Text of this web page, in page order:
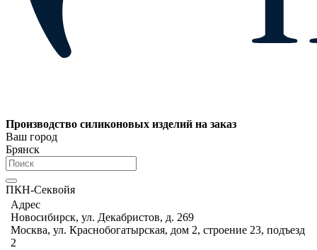
Производство силиконовых изделий на заказ
Ваш город
Брянск
ПКН-Секвойя
Адрес
Новосибирск, ул. Декабристов, д. 269
Москва, ул. Краснобогатырская, дом 2, строение 23, подъезд
2